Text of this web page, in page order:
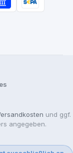
und ggf.
angegeben.